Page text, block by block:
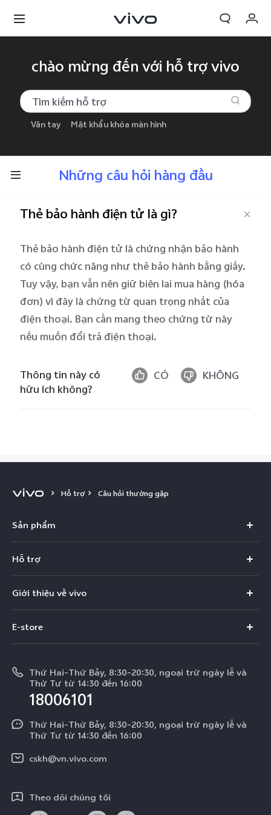
Việt Nam | Chọn quốc gia/khu vực
Đăng nhập/Đăng ký
Tài khoản của tôi
chào mừng đến với hỗ trợ vivo
Vân tay Mật khẩu khóa màn hình
Những câu hỏi hàng đầu
Thẻ bảo hành điện tử là gì?
Thẻ bảo hành điện tử là chứng nhận bảo hành
có cùng chức năng như thẻ bảo hành bằng giấy.
Tuy vậy, bạn vẫn nên giữ biên lai mua hàng (hóa
đơn) vì đây là chứng từ quan trọng nhất của
điện thoại. Bạn cần mang theo chứng từ này
nếu muốn đổi trả điện thoại.
Thông tin này có
hữu ích không?
CÓ KHÔNG
Hỗ trợ Câu hỏi thường gặp
Sản phẩm
X300
V60
V60 Lite 5G
V50 Lite 5G
V50 Lite
Y39 5G
Y29
Hỗ trợ
Trung tâm dịch vụ
Funtouch OS
Tra cứu giá linh kiện
Xác thực bằng IMEI
Dịch vụ cuộc hẹn
Truy vấn tiến độ sửa chữa
Chính sách bảo hành của vivo
Giới thiệu về vivo
Tin tức
Thông báo pháp lý
Về chúng tôi
Trung tâm Quyền riêng tư của vivo
Tính Bền Vững
E-store
Thứ Hai-Thứ Bảy, 8:30-20:30, ngoại trừ ngày lễ và
Thứ Tư từ 14:30 đến 16:00
18006101
Thứ Hai-Thứ Bảy, 8:30-20:30, ngoại trừ ngày lễ và
Thứ Tư từ 14:30 đến 16:00
cskh@vn.vivo.com
Theo dõi chúng tôi